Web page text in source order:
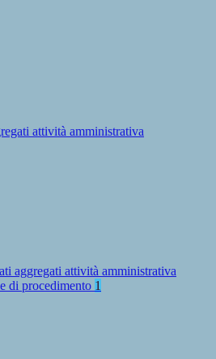
attività amministrativa
aggregati attività amministrativa
di procedimento 1